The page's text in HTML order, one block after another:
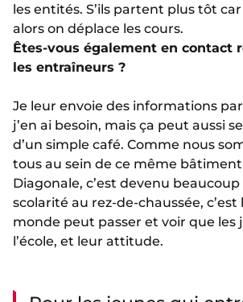
les entités. S’ils partent plus tôt
alors on déplace les cours.
Êtes-vous également en contact
les entraîneurs ?
Je leur envoie des informations
j’en ai besoin, mais ça peut aussi
d’un simple café. Comme nous
tous au sein de ce même bâtiment
Diagonale, c’est devenu
scolarité au rez-de-chaussée,
monde peut passer et voir que les
l’école, et leur attitude.